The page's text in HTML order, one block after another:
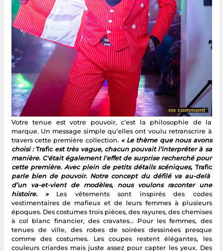
Votre tenue est votre pouvoir, c’est la philosophie de la
marque. Un message simple qu’elles ont voulu retranscrire à
travers cette première collection. « Le thème que nous avons
choisi :Traficest très vague, chacun pouvait l’interpréter à sa
manière. C'était également l'effet de surprise recherché pour
cette première. Avec plein de petits détails scéniques, Trafic
parle bien de pouvoir. Notre concept du défilé va au-delà
d’un va-et-vient de modèles, nous voulons raconter une
histoire. »Les vêtements sont inspirés des codes
vestimentaires de mafieux et de leurs femmes à plusieurs
époques. Des costumes trois pièces, des rayures, des chemises
à col blanc financier, des cravates… Pour les femmes, des
tenues de ville, des robes de soirées dessinées presque
comme des costumes. Les coupes restent élégantes, les
couleurs criardes mais juste assez pour capter les yeux. Des